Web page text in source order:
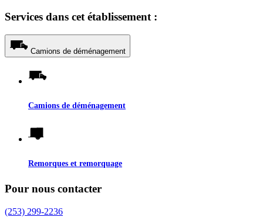
Services dans cet établissement :
Camions de déménagement
Camions de déménagement
Remorques et remorquage
Pour nous contacter
(253) 299-2236